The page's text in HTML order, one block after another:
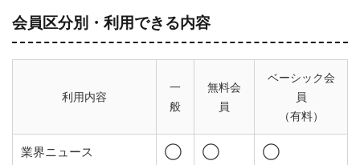
会員区分別・利用できる内容
利用内容
一
般
無料会
員
ベーシック会
員
（有料）
業界ニュース ◯ ◯ ◯